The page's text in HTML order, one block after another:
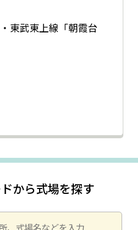
東武東上線「朝霞台
から式場を探す